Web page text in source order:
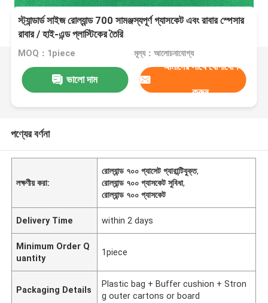
স্ট্যান্ডার্ড সাইজ রোল্যান্ড 700 সামঞ্জস্যপূর্ণ গ্যাসকেট এবং রাবার স্পেসার
রাবার / হাই-এন্ড প্লাস্টিকের তৈরি
MOQ：1piece মূল্য：আলোচনাযোগ্য
ভালো দাম
আমাদের সাথে যোগাযোগ
করুন
পণ্যের বর্ণনা
লক্ষণীয় করা:
রোল্যান্ড ৭০০ গ্যাসেট গ্যারান্টিযুক্ত,
রোল্যান্ড ৭০০ গ্যাসকেট সুবিধা,
রোল্যান্ড ৭০০ গ্যাসকেট
Delivery Time within 2 days
Minimum Order Q
uantity
1piece
Packaging Details
Plastic bag + Buffer cushion + Stron
g outer cartons or board